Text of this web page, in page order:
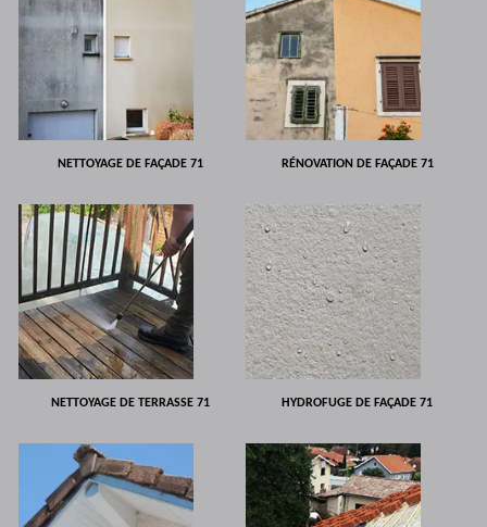
NETTOYAGE DE FAÇADE 71 RÉNOVATION DE FAÇADE 71
NETTOYAGE DE TERRASSE 71 HYDROFUGE DE FAÇADE 71